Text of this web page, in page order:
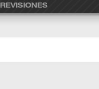
REVISIONES